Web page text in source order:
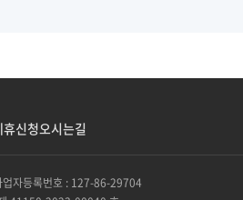
휴신청오시는길
업자등록번호 : 127-86-29704